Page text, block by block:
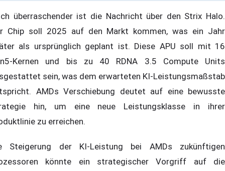
überraschender ist die Nachricht über den Strix Halo.
Chip soll 2025 auf den Markt kommen, was ein Jahr
als ursprünglich geplant ist. Diese APU soll mit 16
Kernen und bis zu 40 RDNA 3.5 Compute Units
sein, was dem erwarteten KI-Leistungsmaßstab
AMDs Verschiebung deutet auf eine bewusste
hin, um eine neue Leistungsklasse in ihrer
zu erreichen.
Steigerung der KI-Leistung bei AMDs zukünftigen
könnte ein strategischer Vorgriff auf die